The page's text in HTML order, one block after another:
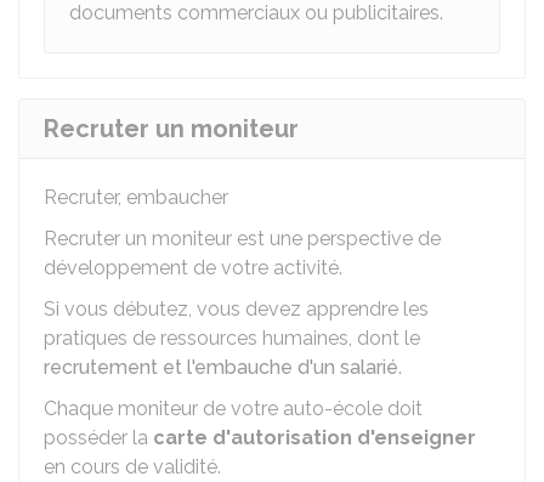
documents commerciaux ou publicitaires.
Recruter un moniteur
Recruter, embaucher
Recruter un moniteur est une perspective de
développement de votre activité.
Si vous débutez, vous devez apprendre les
pratiques de ressources humaines, dont le
recrutement et l'embauche d'un salarié.
Chaque moniteur de votre auto-école doit
posséder la carte d'autorisation d'enseigner
en cours de validité.